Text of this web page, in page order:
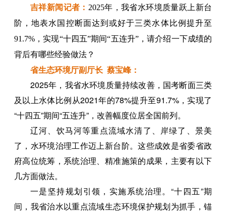
吉祥新闻记者： 2025年，我省水环境质量跃上新台
阶，地表水国控断面达到或好于三类水体比例提升至
91.7%，实现“十四五”期间“五连升”，请介绍一下成绩的
背后有哪些经验做法？
省生态环境厅副厅长 蔡宝峰：
2025年，我省水环境质量持续改善，国考断面三类
及以上水体比例从2021年的78%提升至91.7%，实现了
“十四五”期间“五连升”，改善幅度位居全国前列。
辽河、饮马河等重点流域水清了、岸绿了、景美
了，水环境治理工作迈上新台阶。这些成效是省委省政
府高位统筹，系统治理、精准施策的成果，主要有以下
几方面做法。
一是坚持规划引领，实施系统治理。“十四五”期
间，我省治水以重点流域生态环境保护规划为抓手，锚